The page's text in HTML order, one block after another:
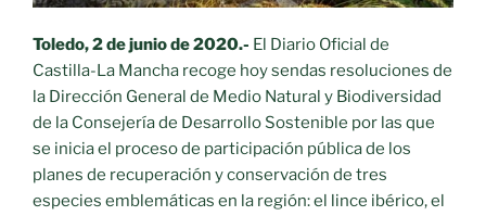
la
especie»
Toledo, 2 de junio de 2020.- El Diario Oficial de
Castilla-La Mancha recoge hoy sendas resoluciones de
la Dirección General de Medio Natural y Biodiversidad
de la Consejería de Desarrollo Sostenible por las que
se inicia el proceso de participación pública de los
planes de recuperación y conservación de tres
especies emblemáticas en la región: el lince ibérico, el